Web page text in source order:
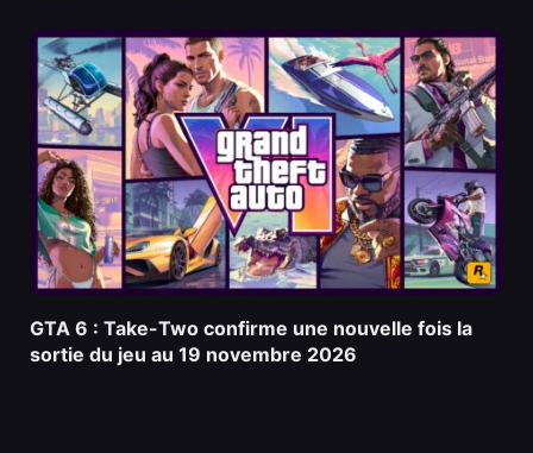
GTA 6 : Take-Two confirme une nouvelle fois la
sortie du jeu au 19 novembre 2026